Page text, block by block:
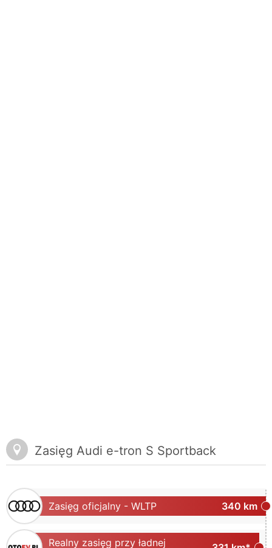
Zasięg Audi e-tron S Sportback
Zasięg oficjalny - WLTP 340 km
Realny zasięg przy ładnej